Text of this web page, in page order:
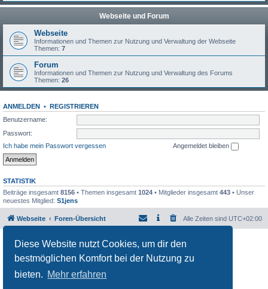
Diese Website nutzt Cookies, um dir den
bestmöglichen Komfort bei der Nutzung zu
bieten. Mehr erfahren
Webseite und Forum
Webseite
Informationen und Themen zur Nutzung und Verwaltung der Webseite
Themen: 7
Forum
Informationen und Themen zur Nutzung und Verwaltung des Forums
Themen: 26
ANMELDEN •
REGISTRIEREN
Benutzername:
Passwort:
Ich habe mein Passwort vergessen
Angemeldet bleiben
STATISTIK
Beiträge insgesamt 8156 • Themen insgesamt 1024 • Mitglieder insgesamt 443 • Unser
neuestes Mitglied: S1jens
Webseite Foren-Übersicht Alle Zeiten sind UTC+02:00
Powered by phpBB
® Forum Software © phpBB Limited
Datenschutz|Nutzungsbedingungen